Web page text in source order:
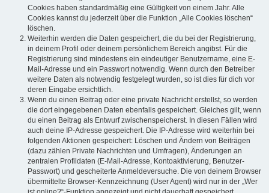
Cookies haben standardmäßig eine Gültigkeit von einem Jahr. Alle
Cookies kannst du jederzeit über die Funktion „Alle Cookies löschen“
löschen.
Weiterhin werden die Daten gespeichert, die du bei der Registrierung,
in deinem Profil oder deinem persönlichem Bereich angibst. Für die
Registrierung sind mindestens ein eindeutiger Benutzername, eine E-
Mail-Adresse und ein Passwort notwendig. Wenn durch den Betreiber
weitere Daten als notwendig festgelegt wurden, so ist dies für dich vor
deren Eingabe ersichtlich.
Wenn du einen Beitrag oder eine private Nachricht erstellst, so werden
die dort eingegebenen Daten ebenfalls gespeichert. Gleiches gilt, wenn
du einen Beitrag als Entwurf zwischenspeicherst. In diesen Fällen wird
auch deine IP-Adresse gespeichert. Die IP-Adresse wird weiterhin bei
folgenden Aktionen gespeichert: Löschen und Ändern von Beiträgen
(dazu zählen Private Nachrichten und Umfragen), Änderungen an
zentralen Profildaten (E-Mail-Adresse, Kontoaktivierung, Benutzer-
Passwort) und gescheiterte Anmeldeversuche. Die von deinem Browser
übermittelte Browser-Kennzeichnung (User Agent) wird nur in der „Wer